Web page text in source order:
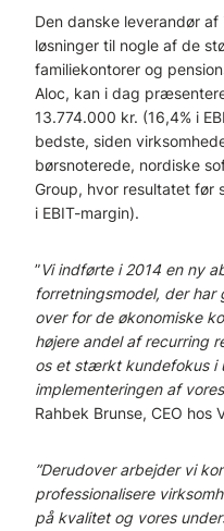
Den danske leverandør
løsninger til nogle af de
familiekontorer og
Aloc, kan i dag
13.774.000 kr. (16,4% i
bedste, siden
børsnoterede, nordiske
Group, hvor resultatet før
i EBIT-margin).
”Vi indførte i 2014 en ny
forretningsmodel, der har
over for de økonomiske
højere andel af recurring
os et stærkt kundefokus i
implementeringen af
Rahbek Brunse, CEO
”Derudover arbejder vi
professionalisere
på kvalitet og vores